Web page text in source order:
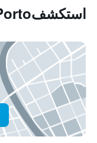
استكشفPorto, بولونيا